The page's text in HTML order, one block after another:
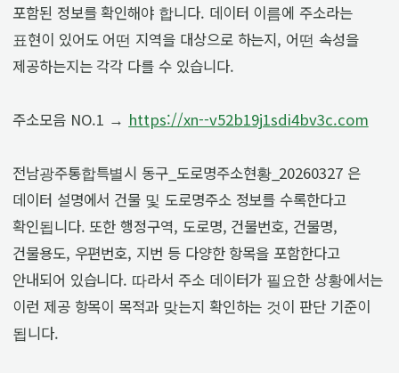
포함된 정보를 확인해야 합니다. 데이터 이름에 주소라는
표현이 있어도 어떤 지역을 대상으로 하는지, 어떤 속성을
제공하는지는 각각 다를 수 있습니다.
주소모음 NO.1 → https://xn--v52b19j1sdi4bv3c.com
전남광주통합특별시 동구_도로명주소현황_20260327 은
데이터 설명에서 건물 및 도로명주소 정보를 수록한다고
확인됩니다. 또한 행정구역, 도로명, 건물번호, 건물명,
건물용도, 우편번호, 지번 등 다양한 항목을 포함한다고
안내되어 있습니다. 따라서 주소 데이터가 필요한 상황에서는
이런 제공 항목이 목적과 맞는지 확인하는 것이 판단 기준이
됩니다.